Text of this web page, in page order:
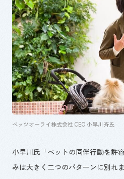
ペッツオーライ株式会社 CEO 小早川斉氏
小早川氏「ペットの同伴行動を許
みは大きく二つのパターンに別れ